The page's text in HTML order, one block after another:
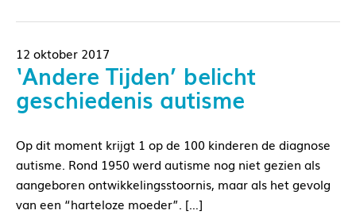
12 oktober 2017
‘Andere Tijden’ belicht
geschiedenis autisme
Op dit moment krijgt 1 op de 100 kinderen de diagnose
autisme. Rond 1950 werd autisme nog niet gezien als
aangeboren ontwikkelingsstoornis, maar als het gevolg
van een “harteloze moeder”. […]